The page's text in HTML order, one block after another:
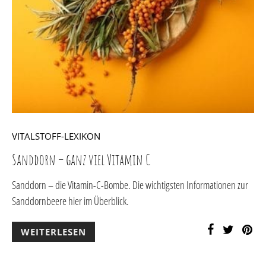
VITALSTOFF-LEXIKON
Sanddorn – ganz viel Vitamin C
Sanddorn – die Vitamin-C-Bombe. Die wichtigsten Informationen zur
Sanddornbeere hier im Überblick.
WEITERLESEN